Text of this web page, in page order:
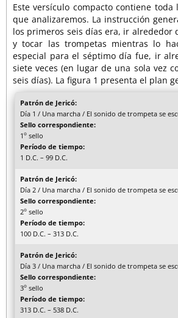
Este versículo compacto contiene
que analizaremos. La instrucción
los primeros seis días era, ir alrededor
y tocar las trompetas mientras lo
especial para el séptimo día fue, ir
siete veces (en lugar de una sola vez
seis días). La figura 1 presenta el plan
Patrón de Jericó:
Día 1 / Una marcha / El sonido de trompeta se
Sello correspondiente:
1o sello
Período de tiempo:
1 D.C. – 99 D.C.
Patrón de Jericó:
Día 2 / Una marcha / El sonido de trompeta se
Sello correspondiente:
2o sello
Período de tiempo:
100 D.C. – 313 D.C.
Patrón de Jericó:
Día 3 / Una marcha / El sonido de trompeta se
Sello correspondiente:
3o sello
Período de tiempo:
313 D.C. – 538 D.C.